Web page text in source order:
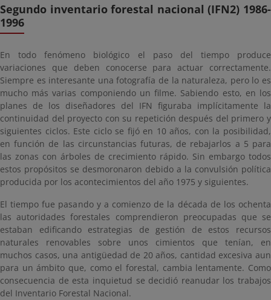
Segundo inventario forestal nacional (IFN2) 1986-
1996
En todo fenómeno biológico el paso del tiempo produce
variaciones que deben conocerse para actuar correctamente.
Siempre es interesante una fotografía de la naturaleza, pero lo es
mucho más varias componiendo un filme. Sabiendo esto, en los
planes de los diseñadores del IFN figuraba implícitamente la
continuidad del proyecto con su repetición después del primero y
siguientes ciclos. Este ciclo se fijó en 10 años, con la posibilidad,
en función de las circunstancias futuras, de rebajarlos a 5 para
las zonas con árboles de crecimiento rápido. Sin embargo todos
estos propósitos se desmoronaron debido a la convulsión política
producida por los acontecimientos del año 1975 y siguientes.
El tiempo fue pasando y a comienzo de la década de los ochenta
las autoridades forestales comprendieron preocupadas que se
estaban edificando estrategias de gestión de estos recursos
naturales renovables sobre unos cimientos que tenían, en
muchos casos, una antigüedad de 20 años, cantidad excesiva aun
para un ámbito que, como el forestal, cambia lentamente. Como
consecuencia de esta inquietud se decidió reanudar los trabajos
del Inventario Forestal Nacional.